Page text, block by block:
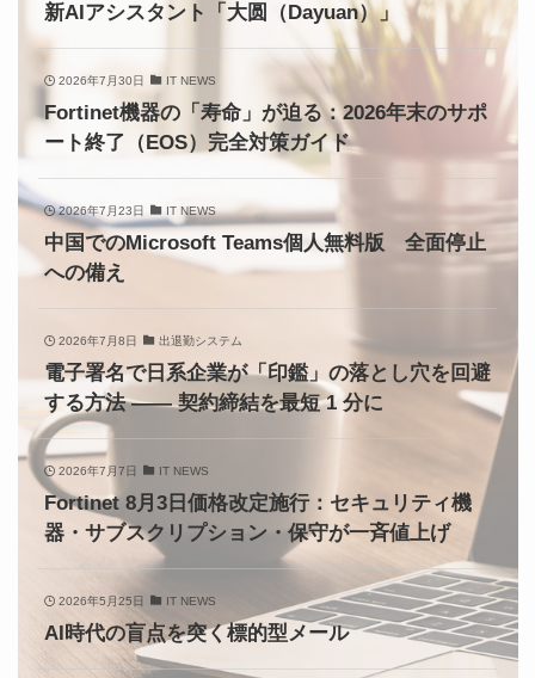
新AIアシスタント「大圆（Dayuan）」
2026年7月30日 IT NEWS
Fortinet機器の「寿命」が迫る：2026年末のサポ
ート終了（EOS）完全対策ガイド
2026年7月23日 IT NEWS
中国でのMicrosoft Teams個人無料版 全面停止
への備え
2026年7月8日 出退勤システム
電子署名で日系企業が「印鑑」の落とし穴を回避
する方法 —— 契約締結を最短 1 分に
2026年7月7日 IT NEWS
Fortinet 8月3日価格改定施行：セキュリティ機
器・サブスクリプション・保守が一斉値上げ
2026年5月25日 IT NEWS
AI時代の盲点を突く標的型メール